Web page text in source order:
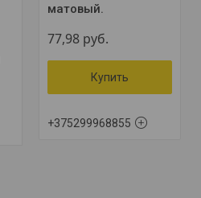
матовый.
77,98 руб.
Купить
+375299968855